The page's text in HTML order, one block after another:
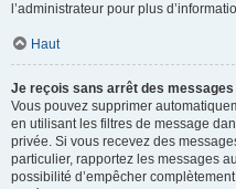
l’administrateur pour plus
Haut
Je reçois sans arrêt des
Vous pouvez supprimer
en utilisant les filtres de message
privée. Si vous recevez des
particulier, rapportez les messages
possibilité d’empêcher